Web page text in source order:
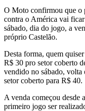
O Moto confirmou que o
contra o América vai
sábado, dia do jogo, a
próprio Castelão.
Desta forma, quem
R$ 30 pro setor coberto
vendido no sábado, volta
setor coberto para R$ 40.
A venda começou desde
primeiro jogo ser